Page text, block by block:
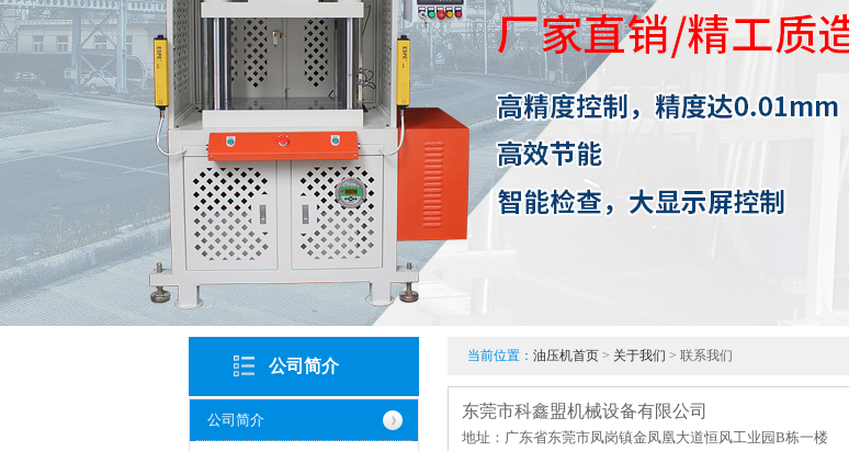
公司简介
公司简介
当前位置： 油压机首页 > 关于我们 > 联系我们
东莞市科鑫盟机械设备有限公司
地址：广东省东莞市凤岗镇金凤凰大道恒风工业园B栋一楼